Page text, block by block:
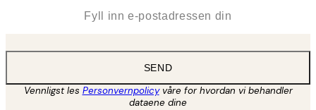
SEND
Vennligst les Personvernpolicyvåre for hvordan vi behandler
dataene dine